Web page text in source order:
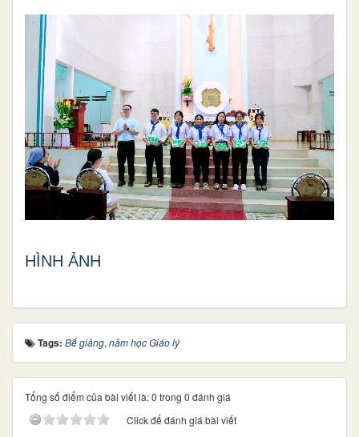
HÌNH ẢNH
Tags: Bế giảng, năm học Giáo lý
Tổng số điểm của bài viết là: 0 trong 0 đánh giá
Click để đánh giá bài viết